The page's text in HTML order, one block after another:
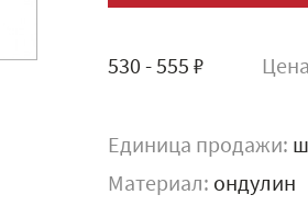
530 - 555 ₽
Единица продажи:
Материал: ондулин